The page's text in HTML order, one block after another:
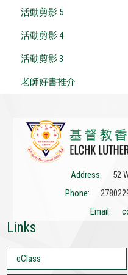
活動剪影 5
活動剪影 4
活動剪影 3
老師好書推介
Address:
52
Phone:
Email:
Links
eClass